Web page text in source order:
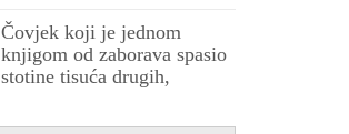
Čovjek koji je jednom
knjigom od zaborava spasio
stotine tisuća drugih,